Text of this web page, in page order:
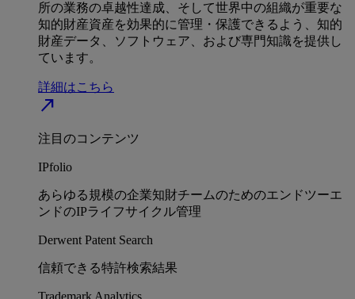
所の業務の卓越性達成、そして世界中の組織が重要な
知的財産資産を効果的に管理・保護できるよう、知的
財産データ、ソフトウェア、および専門知識を提供し
ています。
詳細はこちら
north_east
注目のコンテンツ
IPfolio
あらゆる規模の企業知財チームのためのエンドツーエ
ンドのIPライフサイクル管理
Derwent Patent Search
信頼できる特許検索結果
Trademark Analytics